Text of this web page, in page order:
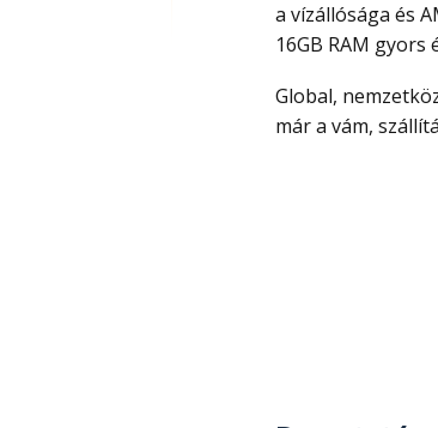
a vízállósága és
16GB RAM
Global, nemzetközi változat (magyar nyelv, Google Play, 4G, 5G is van) és az árban
már a vám,